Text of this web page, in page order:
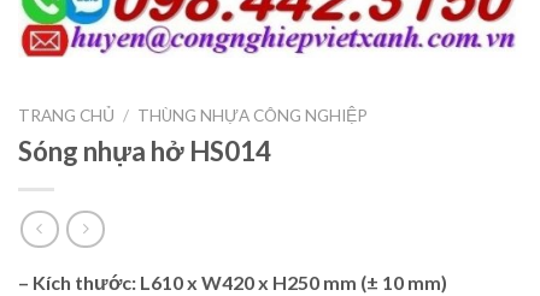
TRANG CHỦ / THÙNG NHỰA CÔNG NGHIỆP
Sóng nhựa hở HS014
– Kích thước: L610 x W420 x H250 mm (± 10 mm)